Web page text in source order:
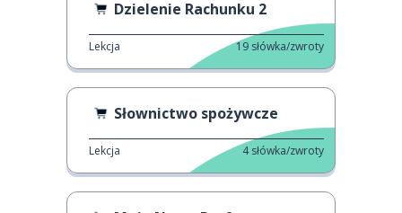
Dzielenie Rachunku 2
Lekcja 19 słówka/zwroty
Słownictwo spożywcze
Lekcja 4 słówka/zwroty